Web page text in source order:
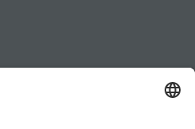
Studiengangsfinder
Services & Beratung für